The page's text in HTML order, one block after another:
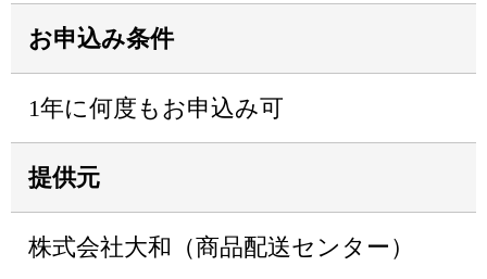
お申込み条件
1年に何度もお申込み可
提供元
株式会社大和（商品配送センター）